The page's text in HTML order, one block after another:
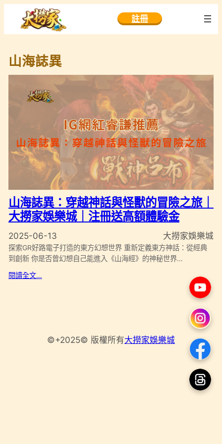
主
容
註冊
山海誌異
山海誌異：穿越神話與怪獸的冒險之旅｜
大撈家娛樂城｜注冊送高額體驗金
2025-06-13 大撈家娛樂城
探索GR好路電子打造的東方幻想世界 重新定義東方神話：從經典
到創新 你是否曾幻想自己能進入《山海經》的神秘世界…
閱讀全文…
©+2025© 版權所有大撈家娛樂城